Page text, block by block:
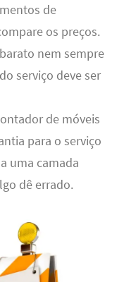
de
os preços.
nem sempre
serviço deve ser
de móveis
para o serviço
uma camada
dê errado.